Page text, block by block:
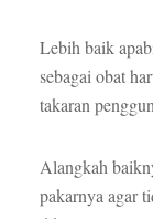
Lebih baik
sebagai obat
takaran
Alangkah
pakarnya agar